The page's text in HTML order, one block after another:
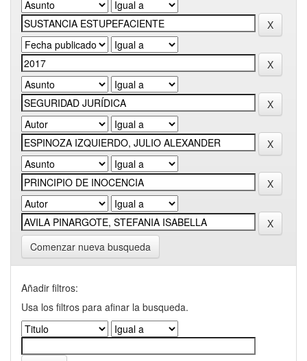
Comenzar nueva busqueda
Añadir filtros:
Usa los filtros para afinar la busqueda.